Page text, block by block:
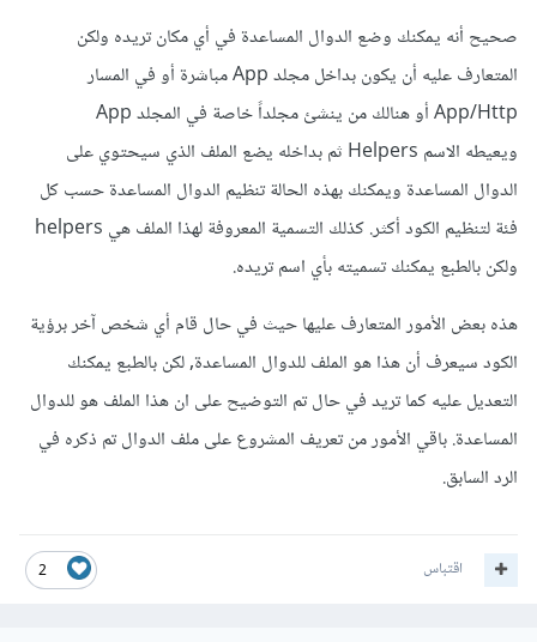
صحيح أنه يمكنك وضع الدوال المساعدة في أي مكان تريده ولكن
المتعارف عليه أن يكون بداخل مجلد App مباشرة أو في المسار
App/Http أو هنالك من ينشئ مجلداً خاصة في المجلد App
ويعيطه الاسم Helpers ثم بداخله يضع الملف الذي سيحتوي على
الدوال المساعدة ويمكنك بهذه الحالة تنظيم الدوال المساعدة حسب كل
فئة لتنظيم الكود أكثر. كذلك التسمية المعروفة لهذا الملف هي helpers
ولكن بالطبع يمكنك تسميته بأي اسم تريده.
هذه بعض الأمور المتعارف عليها حيث في حال قام أي شخص آخر برؤية
الكود سيعرف أن هذا هو الملف للدوال المساعدة, لكن بالطبع يمكنك
التعديل عليه كما تريد في حال تم التوضيح على ان هذا الملف هو للدوال
المساعدة. باقي الأمور من تعريف المشروع على ملف الدوال تم ذكره في
الرد السابق.
2 اقتباس